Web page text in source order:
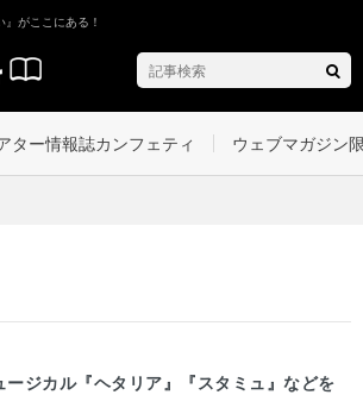
がここにある！
ター情報誌カンフェティ ウェブマガジン
ージカル『ヘタリア』『スタミュ』などを